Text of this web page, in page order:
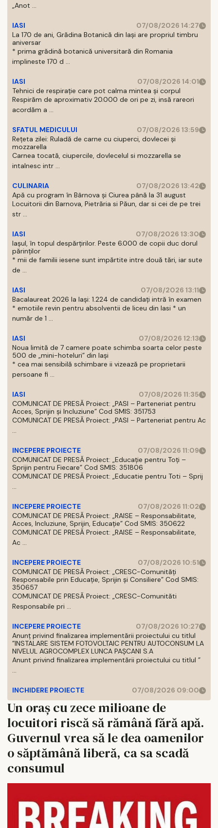
„Anot ...
IASI
07/08/2026 14:27
La 170 de ani, Grădina Botanică din Iași are propriul timbru
aniversar
* prima grădină botanică universitară din Romania
implineste 170 d ...
IASI
07/08/2026 14:01
Tehnici de respirație care pot calma mintea și corpul
Respirăm de aproximativ 20.000 de ori pe zi, insă rareori
acordăm a ...
SFATUL MEDICULUI
07/08/2026 13:59
Rețeta zilei: Ruladă de carne cu ciuperci, dovlecei și
mozzarella
Carnea tocată, ciupercile, dovlecelul si mozzarella se
intalnesc intr ...
CULINARIA
07/08/2026 13:42
Apă cu program în Bârnova și Ciurea până la 31 august
Locuitorii din Barnova, Pietrăria si Păun, dar si cei de pe trei
str ...
IASI
07/08/2026 13:30
Iașul, în topul despărțirilor. Peste 6.000 de copii duc dorul
părinților
* mii de familii iesene sunt impărtite intre două tări, iar sute
de ...
IASI
07/08/2026 13:11
Bacalaureat 2026 la Iași: 1.224 de candidați intră în examen
* emotiile revin pentru absolventii de liceu din Iasi * un
număr de 1 ...
IASI
07/08/2026 12:13
Noua limită de 7 camere poate schimba soarta celor peste
500 de „mini-hoteluri” din Iași
* cea mai sensibilă schimbare ii vizează pe proprietarii
persoane fi ...
IASI
07/08/2026 11:35
COMUNICAT DE PRESĂ Proiect: „PASI – Parteneriat pentru
Acces, Sprijin și Incluziune” Cod SMIS: 351753
COMUNICAT DE PRESĂ Proiect: „PASI – Parteneriat pentru Ac
...
INCEPERE PROIECTE
07/08/2026 11:09
COMUNICAT DE PRESĂ Proiect: „Educație pentru Toți –
Sprijin pentru Fiecare” Cod SMIS: 351806
COMUNICAT DE PRESĂ Proiect: „Educatie pentru Toti – Sprij
...
INCEPERE PROIECTE
07/08/2026 11:02
COMUNICAT DE PRESĂ Proiect: „RAISE – Responsabilitate,
Acces, Incluziune, Sprijin, Educație” Cod SMIS: 350622
COMUNICAT DE PRESĂ Proiect: „RAISE – Responsabilitate,
Ac ...
INCEPERE PROIECTE
07/08/2026 10:51
COMUNICAT DE PRESĂ Proiect: „CRESC-Comunități
Responsabile prin Educație, Sprijin și Consiliere” Cod SMIS:
350657
COMUNICAT DE PRESĂ Proiect: „CRESC-Comunităti
Responsabile pri ...
INCEPERE PROIECTE
07/08/2026 10:27
Anunț privind finalizarea implementării proiectului cu titlul
”INSTALARE SISTEM FOTOVOLTAIC PENTRU AUTOCONSUM LA
NIVELUL AGROCOMPLEX LUNCA PAȘCANI S.A
Anunt privind finalizarea implementării proiectului cu titlul ”
...
INCHIDERE PROIECTE 07/08/2026 09:00
Un oraș cu zece milioane de
locuitori riscă să rămână fără apă.
Guvernul vrea să le dea oamenilor
o săptămână liberă, ca sa scadă
consumul